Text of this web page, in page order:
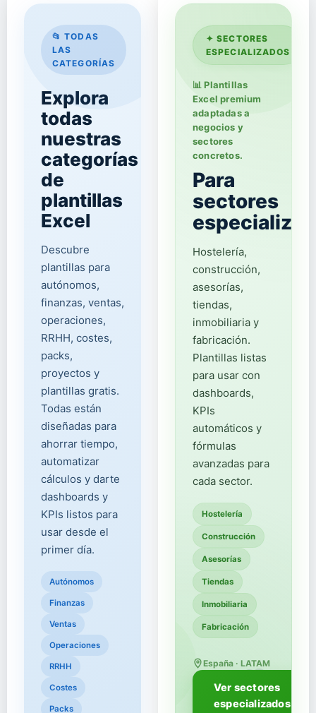
📂 TODAS
LAS
CATEGORÍAS
Explora
todas
nuestras
categorías
de
plantillas
Excel
Descubre
plantillas para
autónomos,
finanzas, ventas,
operaciones,
RRHH, costes,
packs,
proyectos y
plantillas gratis.
Todas están
diseñadas para
ahorrar tiempo,
automatizar
cálculos y darte
dashboards y
KPIs listos para
usar desde el
primer día.
Autónomos
Finanzas
Ventas
Operaciones
RRHH
Costes
Packs
✦ SECTORES
ESPECIALIZADOS
📊 Plantillas
Excel premium
adaptadas a
negocios y
sectores
concretos.
Para
sectores
Hostelería,
construcción,
asesorías,
tiendas,
inmobiliaria y
fabricación.
Plantillas listas
para usar con
dashboards,
KPIs
automáticos y
fórmulas
avanzadas para
cada sector.
Hostelería
Construcción
Asesorías
Tiendas
Inmobiliaria
Fabricación
España · LATAM
Ver sectores
especializados
🏭